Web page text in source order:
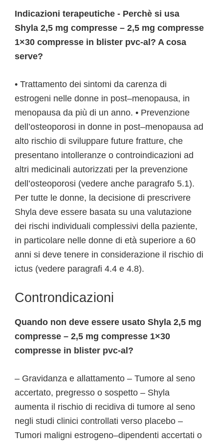
Indicazioni terapeutiche - Perchè si usa
Shyla 2,5 mg compresse – 2,5 mg compresse
1×30 compresse in blister pvc-al? A cosa
serve?
• Trattamento dei sintomi da carenza di
estrogeni nelle donne in post–menopausa, in
menopausa da più di un anno. • Prevenzione
dell’osteoporosi in donne in post–menopausa ad
alto rischio di sviluppare future fratture, che
presentano intolleranze o controindicazioni ad
altri medicinali autorizzati per la prevenzione
dell’osteoporosi (vedere anche paragrafo 5.1).
Per tutte le donne, la decisione di prescrivere
Shyla deve essere basata su una valutazione
dei rischi individuali complessivi della paziente,
in particolare nelle donne di età superiore a 60
anni si deve tenere in considerazione il rischio di
ictus (vedere paragrafi 4.4 e 4.8).
Controndicazioni
Quando non deve essere usato Shyla 2,5 mg
compresse – 2,5 mg compresse 1×30
compresse in blister pvc-al?
– Gravidanza e allattamento – Tumore al seno
accertato, pregresso o sospetto – Shyla
aumenta il rischio di recidiva di tumore al seno
negli studi clinici controllati verso placebo –
Tumori maligni estrogeno–dipendenti accertati o